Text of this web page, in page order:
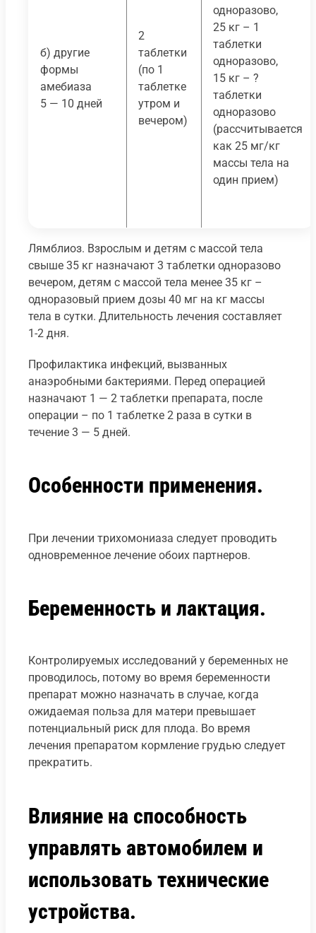
б) другие
формы
амебиаза
5 — 10 дней
2
таблетки
(по 1
таблетке
утром и
вечером)
одноразово,
25 кг – 1
таблетки
одноразово,
15 кг – ?
таблетки
одноразово
(рассчитывается
как 25 мг/кг
массы тела на
один прием)
Лямблиоз. Взрослым и детям с массой тела
свыше 35 кг назначают 3 таблетки одноразово
вечером, детям с массой тела менее 35 кг –
одноразовый прием дозы 40 мг на кг массы
тела в сутки. Длительность лечения составляет
1-2 дня.
Профилактика инфекций, вызванных
анаэробными бактериями. Перед операцией
назначают 1 — 2 таблетки препарата, после
операции – по 1 таблетке 2 раза в сутки в
течение 3 — 5 дней.
Особенности применения.
При лечении трихомониаза следует проводить
одновременное лечение обоих партнеров.
Беременность и лактация.
Контролируемых исследований у беременных не
проводилось, потому во время беременности
препарат можно назначать в случае, когда
ожидаемая польза для матери превышает
потенциальный риск для плода. Во время
лечения препаратом кормление грудью следует
прекратить.
Влияние на способность
управлять автомобилем и
использовать технические
устройства.